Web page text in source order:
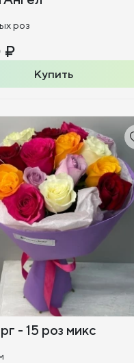
роз
₽
Купить
- 15 роз микс